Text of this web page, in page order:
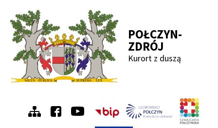
Przejdź
do
menu
Przejdź
do
treści
Przejdź
do
wyszukiwania
Przejdź
do
stopki
POŁCZYN-
ZDRÓJ
Kurort z duszą
Menu
prawe